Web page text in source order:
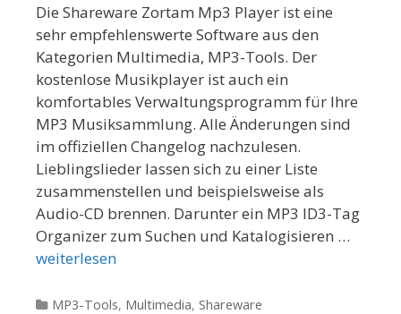
Die Shareware Zortam Mp3 Player ist eine
sehr empfehlenswerte Software aus den
Kategorien Multimedia, MP3-Tools. Der
kostenlose Musikplayer ist auch ein
komfortables Verwaltungsprogramm für Ihre
MP3 Musiksammlung. Alle Änderungen sind
im offiziellen Changelog nachzulesen.
Lieblingslieder lassen sich zu einer Liste
zusammenstellen und beispielsweise als
Audio-CD brennen. Darunter ein MP3 ID3-Tag
Organizer zum Suchen und Katalogisieren …
weiterlesen
Kategorien
MP3-Tools, Multimedia, Shareware